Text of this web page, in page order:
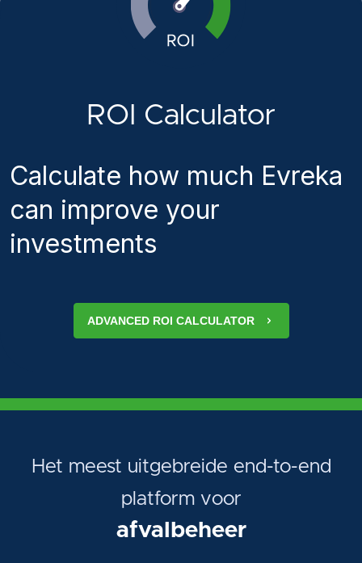
ROI Calculator
Calculate how much Evreka
can improve your
investments
ADVANCED ROI CALCULATOR
Het meest uitgebreide end-to-end
platform voor
afvalbeheer